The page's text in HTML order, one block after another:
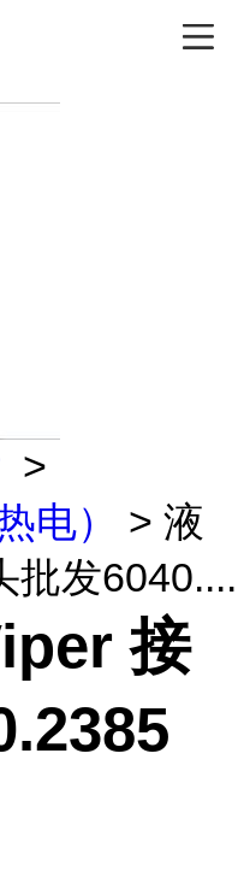
>
电）
> 液
批发6040....
接